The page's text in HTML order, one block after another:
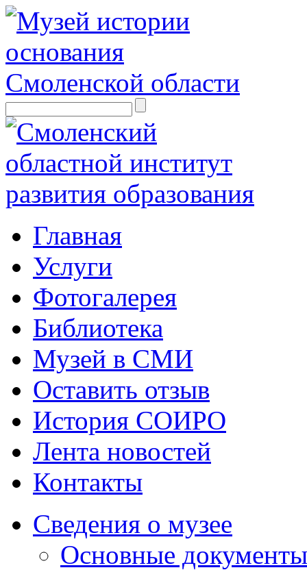
Главная
Услуги
Фотогалерея
Библиотека
Музей в СМИ
Оставить отзыв
История СОИРО
Лента новостей
Контакты
Сведения о музее
Основные документы